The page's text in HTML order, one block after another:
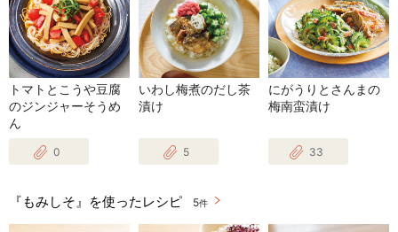
トマトとこうや豆腐
のジンジャーそうめ
ん
0
いわし梅煮のだし茶
漬け
5
にがうりとさんまの
梅南蛮漬け
33
『もみしそ』を使ったレシピ 5件